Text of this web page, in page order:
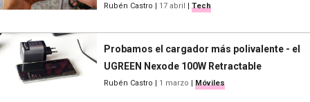
Rubén Castro | 17 abril | Tech
Probamos el cargador más polivalente - el
UGREEN Nexode 100W Retractable
Rubén Castro | 1 marzo | Móviles